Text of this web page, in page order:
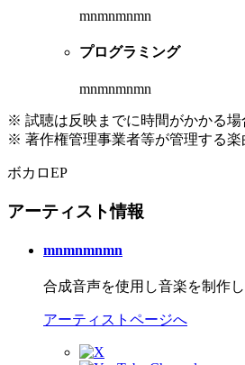
mnmnmnmn
プログラミング
mnmnmnmn
※ 試聴は反映までに時間がかかる場
※ 著作権管理事業者等が管理する楽
ボカロEP
アーティスト情報
mnmnmnmn
合成音声を使用し音楽を制作
アーティストページへ